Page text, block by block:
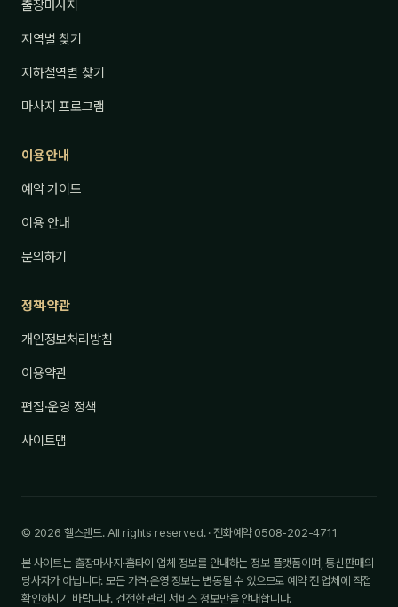
출장마사지
지역별 찾기
지하철역별 찾기
마사지 프로그램
이용 안내
예약 가이드
이용 안내
문의하기
정책·약관
개인정보처리방침
이용약관
편집·운영 정책
사이트맵
© 2026 헬스랜드. All rights reserved. · 전화예약 0508-202-4711
본 사이트는 출장마사지·홈타이 업체 정보를 안내하는 정보 플랫폼이며, 통신판매의
당사자가 아닙니다. 모든 가격·운영 정보는 변동될 수 있으므로 예약 전 업체에 직접
확인하시기 바랍니다. 건전한 관리 서비스 정보만을 안내합니다.